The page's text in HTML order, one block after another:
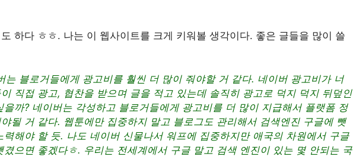
하다 ㅎㅎ. 나는 이 웹사이트를 크게 키워볼 생각이다. 좋은 글들을 많이 쓸
는 블로거들에게 광고비를 훨씬 더 많이 줘야할 거 같다. 네이버 광고비가 너
직접 광고, 협찬을 받으며 글을 적고 있는데 솔직히 광고로 덕지 덕지 뒤덮인
을까? 네이버는 각성하고 블로거들에게 광고비를 더 많이 지급해서 플랫폼 정
될 거 같다. 웹툰에만 집중하지 말고 블로그도 관리해서 검색엔진 구글에 뺏
력해야 할 듯. 나도 네이버 신물나서 워프에 집중하지만 애국의 차원에서 구글
겼으면 좋겠다ㅎ. 우리는 전세계에서 구글 말고 검색 엔진이 있는 몇 안되는 국